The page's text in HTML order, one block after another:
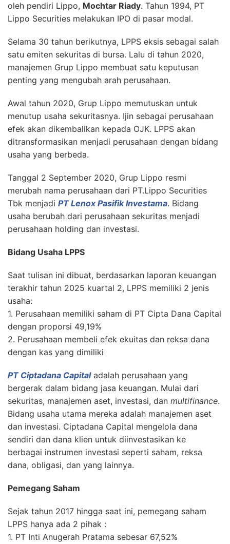
oleh pendiri Lippo, Mochtar Riady. Tahun 1994, PT
Lippo Securities melakukan IPO di pasar modal.
Selama 30 tahun berikutnya, LPPS eksis sebagai salah
satu emiten sekuritas di bursa. Lalu di tahun 2020,
manajemen Grup Lippo membuat satu keputusan
penting yang mengubah arah perusahaan.
Awal tahun 2020, Grup Lippo memutuskan untuk
menutup usaha sekuritasnya. Ijin sebagai perusahaan
efek akan dikembalikan kepada OJK. LPPS akan
ditransformasikan menjadi perusahaan dengan bidang
usaha yang berbeda.
Tanggal 2 September 2020, Grup Lippo resmi
merubah nama perusahaan dari PT.Lippo Securities
Tbk menjadi PT Lenox Pasifik Investama. Bidang
usaha berubah dari perusahaan sekuritas menjadi
perusahaan holding dan investasi.
Bidang Usaha LPPS
Saat tulisan ini dibuat, berdasarkan laporan keuangan
terakhir tahun 2025 kuartal 2, LPPS memiliki 2 jenis
usaha:
1. Perusahaan memiliki saham di PT Cipta Dana Capital
dengan proporsi 49,19%
2. Perusahaan membeli efek ekuitas dan reksa dana
dengan kas yang dimiliki
PT Ciptadana Capitaladalah perusahaan yang
bergerak dalam bidang jasa keuangan. Mulai dari
sekuritas, manajemen aset, investasi, dan multifinance.
Bidang usaha utama mereka adalah manajemen aset
dan investasi. Ciptadana Capital mengelola dana
sendiri dan dana klien untuk diinvestasikan ke
berbagai instrumen investasi seperti saham, reksa
dana, obligasi, dan yang lainnya.
Pemegang Saham
Sejak tahun 2017 hingga saat ini, pemegang saham
LPPS hanya ada 2 pihak :
1. PT Inti Anugerah Pratama sebesar 67,52%